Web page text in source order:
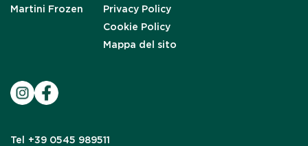
Martini Frozen
Privacy Policy
Cookie Policy
Mappa del sito
Tel
+39 0545 989511